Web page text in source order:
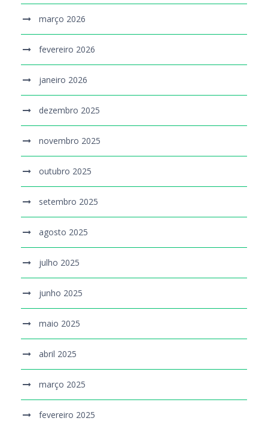
março 2026
fevereiro 2026
janeiro 2026
dezembro 2025
novembro 2025
outubro 2025
setembro 2025
agosto 2025
julho 2025
junho 2025
maio 2025
abril 2025
março 2025
fevereiro 2025